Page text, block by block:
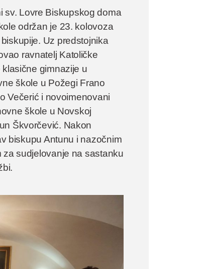
sv. Lovre Biskupskog doma
održan je 23. kolovoza
Uz predstojnika
ravnatelj Katoličke
gimnazije u
škole u Požegi Frano
Večerić i novoimenovani
škole u Novskoj
Škvorčević. Nakon
biskupu Antunu i nazočnim
za sudjelovanje na sastanku